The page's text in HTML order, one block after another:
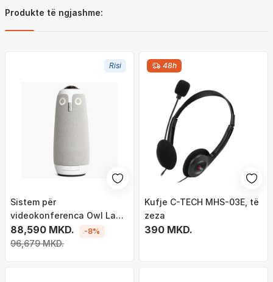
Produkte të ngjashme:
Risi
Sistem për
videokonferenca Owl Labs
Meeting Owl 3
88,590 MKD.
96,679 MKD.
-8%
48h
Kufje C-TECH MHS-03E, të
zeza
390 MKD.